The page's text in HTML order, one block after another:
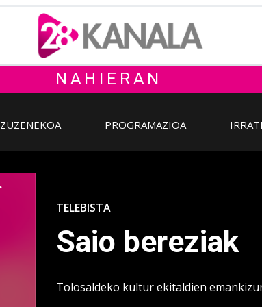
NAHIERAN
ZUZENEKOA PROGRAMAZIOA
TELEBISTA
Saio bereziak
Tolosaldeko kultur ekitaldien